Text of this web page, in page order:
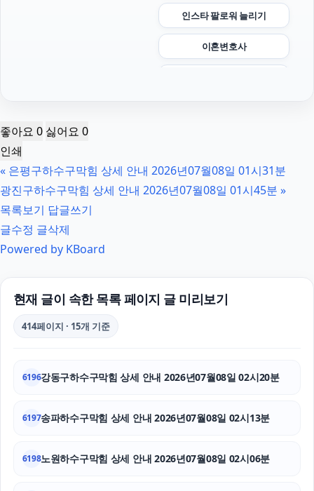
인스타 팔로워 늘리기
이혼변호사
고양이파양
수원변호사
광진하수구막힘
인스타그램 팔로워 늘리기
좋아요 0 싫어요 0
인쇄
« 은평구하수구막힘 상세 안내 2026년07월08일 01시31분
광진구하수구막힘 상세 안내 2026년07월08일 01시45분 »
목록보기 답글쓰기
글수정 글삭제
Powered by KBoard
현재 글이 속한 목록 페이지 글 미리보기
414페이지 · 15개 기준
6196강동구하수구막힘 상세 안내 2026년07월08일 02시20분
6197송파하수구막힘 상세 안내 2026년07월08일 02시13분
6198노원하수구막힘 상세 안내 2026년07월08일 02시06분